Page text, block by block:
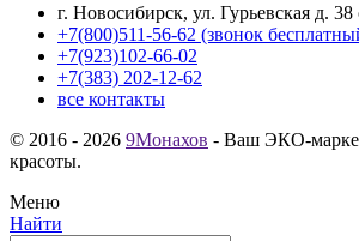
г. Новосибирск, ул. Гурьевская д.
+7(800)511-56-62 (звонок
+7(923)102-66-02
+7(383) 202-12-62
все контакты
© 2016 - 2026 9Монахов - Ваш ЭКО-
красоты.
Меню
Найти